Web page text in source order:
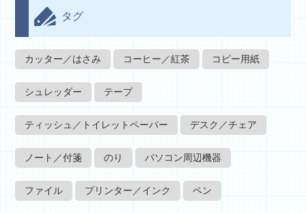
タグ
カッター／はさみ コーヒー／紅茶 コピー用紙
シュレッダー テープ
ティッシュ／トイレットペーパー デスク／チェア
ノート／付箋 のり パソコン周辺機器
ファイル プリンター／インク ペン